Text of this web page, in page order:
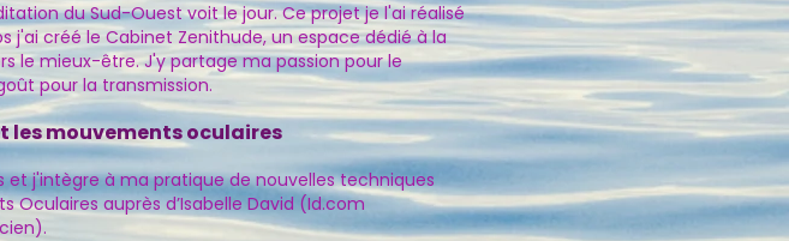
du Sud-Ouest voit le jour​. Ce projet je l'ai réalisé
j'ai créé le Cabinet Zenithude, un espace dédié à la
le mieux-être. ​J'y partage ma passion pour le
pour la transmission.
les mouvements oculaires
et j'intègre à ma pratique de nouvelles techniques
Oculaires auprès d’Isabelle David (Id.com